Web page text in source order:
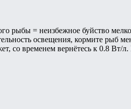
рыбы = неизбежное буйство
освещения, кормите рыб
со временем вернётесь к 0.8